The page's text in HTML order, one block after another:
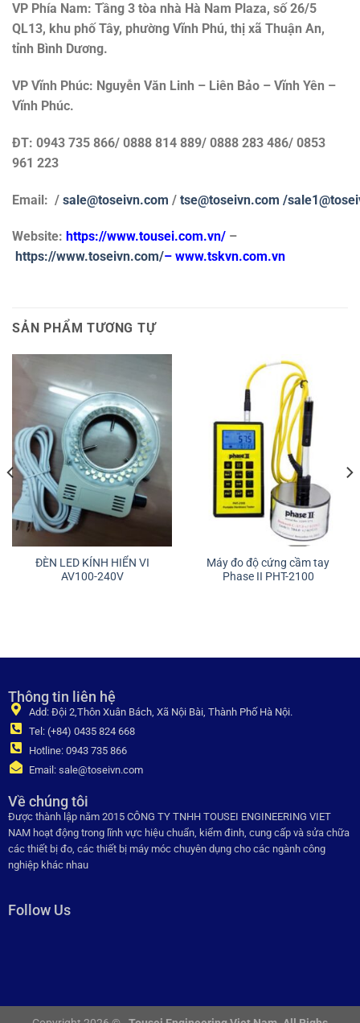
VP Phía Nam: Tầng 3 tòa nhà Hà Nam Plaza, số 26/5
QL13, khu phố Tây, phường Vĩnh Phú, thị xã Thuận An,
tỉnh Bình Dương.
VP Vĩnh Phúc: Nguyễn Văn Linh – Liên Bảo – Vĩnh Yên –
Vĩnh Phúc.
ĐT: 0943 735 866/ 0888 814 889/ 0888 283 486/ 0853
961 223
Email: / sale@toseivn.com / tse@toseivn.com /
Website: https://www.tousei.com.vn/ –
https://www.toseivn.com/– www.tskvn.com.vn
SẢN PHẨM TƯƠNG TỰ
ĐÈN LED KÍNH HIỂN VI
AV100-240V
Máy đo độ cứng cầm tay
Phase II PHT-2100
Thông tin liên hệ
Add: Đội 2,Thôn Xuân Bách, Xã Nội Bài, Thành Phố Hà Nội.
Tel: (+84) 0435 824 668
Hotline: 0943 735 866
Email: sale@toseivn.com
Về chúng tôi
Được thành lập năm 2015 CÔNG TY TNHH TOUSEI ENGINEERING VIET
NAM hoạt động trong lĩnh vực hiệu chuẩn, kiểm đinh, cung cấp và sửa chữa
các thiết bị đo, các thiết bị máy móc chuyên dụng cho các ngành công
nghiệp khác nhau
Follow Us